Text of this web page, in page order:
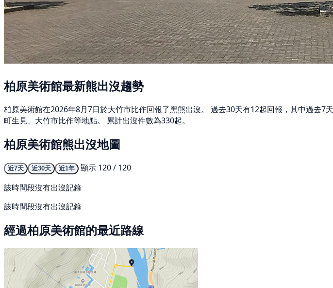
柏原美術館最新熊出沒趨勢
柏原美術館在2026年8月7日於大竹市比作回報了黑熊出沒。 過去30天有12起回報，其中過去
町生見、大竹市比作等地點。 累計出沒件數為330起。
柏原美術館熊出沒地圖
近7天 近30天 近1年
顯示 120 / 120
該時間段沒有出沒記錄
該時間段沒有出沒記錄
經過柏原美術館的最近路線